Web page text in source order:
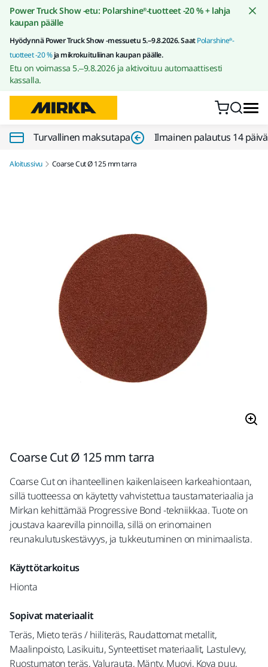
Siirry sisältöön
Power Truck Show -etu: Polarshine®-tuotteet -20 % + lahja
kaupan päälle
Hyödynnä Power Truck Show -messuetu 5.–9.8.2026. SaatPolarshine®-
tuotteet -20 %ja mikrokuituliinan kaupan päälle.
Etu on voimassa 5.–9.8.2026 ja aktivoituu automaattisesti
kassalla.
Turvallinen maksutapa Ilmainen palautus 14
Aloitussivu Coarse Cut Ø 125 mm tarra
Coarse Cut Ø 125 mm tarra
Coarse Cut on ihanteellinen kaikenlaiseen karkeahiontaan,
sillä tuotteessa on käytetty vahvistettua taustamateriaalia ja
Mirkan kehittämää Progressive Bond -tekniikkaa. Tuote on
joustava kaarevilla pinnoilla, sillä on erinomainen
reunakulutuskestävyys, ja tukkeutuminen on minimaalista.
Käyttötarkoitus
Hionta
Sopivat materiaalit
Teräs, Mieto teräs / hiiliteräs, Raudattomat metallit,
Maalinpoisto, Lasikuitu, Synteettiset materiaalit, Lastulevy,
Ruostumaton teräs, Valurauta, Mänty, Muovi, Kova puu,